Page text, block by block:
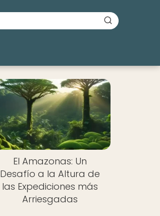
El Amazonas: Un
Desafío a la Altura de
las Expediciones más
Arriesgadas